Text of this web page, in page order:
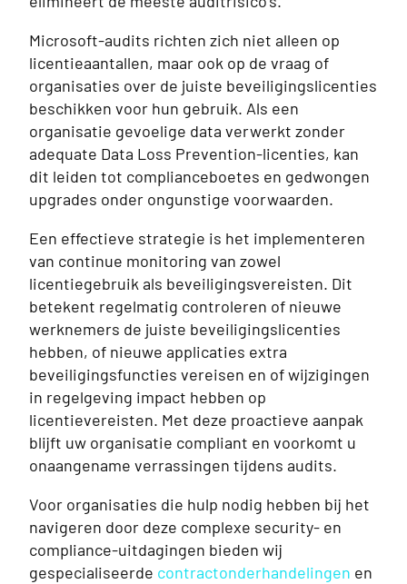
Microsoft-audits richten zich niet alleen op
licentieaantallen, maar ook op de vraag of
organisaties over de juiste beveiligingslicenties
beschikken voor hun gebruik. Als een
organisatie gevoelige data verwerkt zonder
adequate Data Loss Prevention-licenties, kan
dit leiden tot complianceboetes en gedwongen
upgrades onder ongunstige voorwaarden.
Een effectieve strategie is het implementeren
van continue monitoring van zowel
licentiegebruik als beveiligingsvereisten. Dit
betekent regelmatig controleren of nieuwe
werknemers de juiste beveiligingslicenties
hebben, of nieuwe applicaties extra
beveiligingsfuncties vereisen en of wijzigingen
in regelgeving impact hebben op
licentievereisten. Met deze proactieve aanpak
blijft uw organisatie compliant en voorkomt u
onaangename verrassingen tijdens audits.
Voor organisaties die hulp nodig hebben bij het
navigeren door deze complexe security- en
compliance-uitdagingen bieden wij
gespecialiseerde contractonderhandelingen en